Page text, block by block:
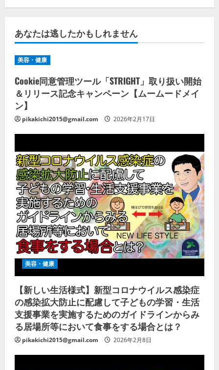
あなたは逃したかもしれません
美容・健康
Cookie同意管理ツール「STRIGHT」取り扱い開始
＆リリース記念キャンペーン【ムームードメイ
ン】
pikakichi2015@gmail.com 2026年2月17日
美容・健康
【新しい生活様式】新型コロナウイルス感染症
の感染拡大防止に配慮して子どもの学習・生活
支援事業を実施するためのガイドラインからみ
る居場所等において食事をする場合とは？
pikakichi2015@gmail.com 2026年2月8日